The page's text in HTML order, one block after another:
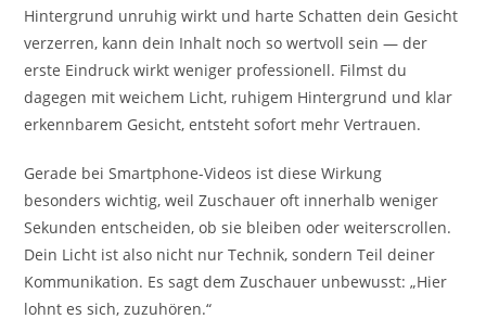
Hintergrund unruhig wirkt und harte Schatten dein Gesicht
verzerren, kann dein Inhalt noch so wertvoll sein — der
erste Eindruck wirkt weniger professionell. Filmst du
dagegen mit weichem Licht, ruhigem Hintergrund und klar
erkennbarem Gesicht, entsteht sofort mehr Vertrauen.
Gerade bei Smartphone-Videos ist diese Wirkung
besonders wichtig, weil Zuschauer oft innerhalb weniger
Sekunden entscheiden, ob sie bleiben oder weiterscrollen.
Dein Licht ist also nicht nur Technik, sondern Teil deiner
Kommunikation. Es sagt dem Zuschauer unbewusst: „Hier
lohnt es sich, zuzuhören.“